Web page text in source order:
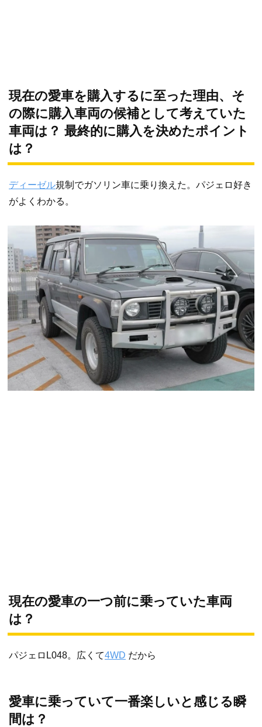
現在の愛車を購入するに至った理由、そ
の際に購入車両の候補として考えていた
車両は？ 最終的に購入を決めたポイント
は？
ディーゼル規制でガソリン車に乗り換えた。パジェロ好き
がよくわかる。
現在の愛車の一つ前に乗っていた車両
は？
パジェロL048。広くて4WD だから
愛車に乗っていて一番楽しいと感じる瞬
間は？